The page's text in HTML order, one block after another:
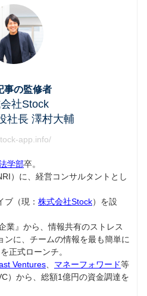
事の監修者
社Stock
社長 澤村大輔
app.info/
学部卒。
）に、経営コンサルタントとし
ブ（現： 株式会社Stock）を設
業』から、情報共有のストレス
ンに、チームの情報を最も簡単に
を正式ローンチ。
Ventures マネーフォワード等
）から、総額1億円の資金調達を